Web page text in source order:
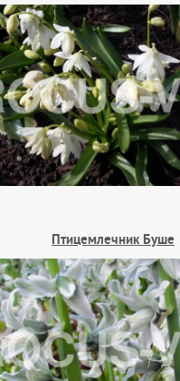
Птицемлечник Буше